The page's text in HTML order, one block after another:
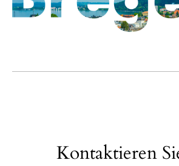
Kontaktieren